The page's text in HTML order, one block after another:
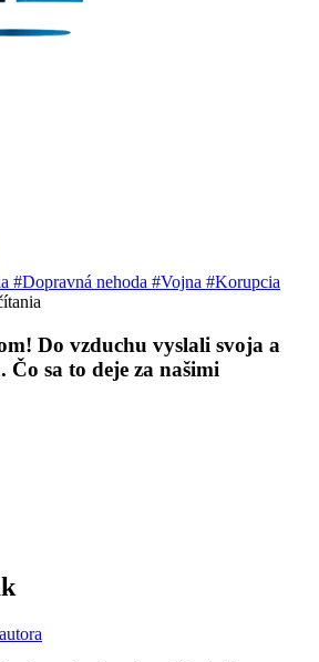
#Dopravná nehoda #Vojna #Korupcia
Do vzduchu vyslali svoja a
Čo sa to deje za našimi